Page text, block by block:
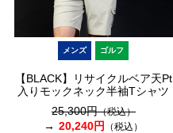
メンズ ゴルフ
【BLACK】リサイクルベア天Pt
入りモックネック半袖Tシャツ
25,300円（税込）
20,240円 （税込）